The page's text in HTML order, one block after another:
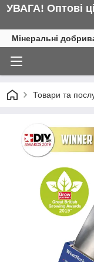
УВАГА! Оптові
Мінеральні
Товари та